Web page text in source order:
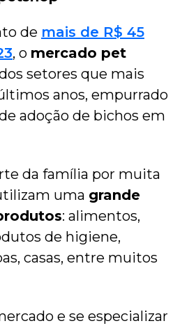
de mais de R$ 45
, o mercado pet
setores que mais
anos, empurrado
adoção de bichos em
da família por muita
uma grande
: alimentos,
de higiene,
casas, entre muitos
e se especializar